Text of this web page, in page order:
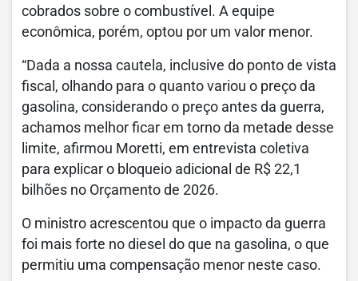
cobrados sobre o combustível. A equipe
econômica, porém, optou por um valor menor.
“Dada a nossa cautela, inclusive do ponto de vista
fiscal, olhando para o quanto variou o preço da
gasolina, considerando o preço antes da guerra,
achamos melhor ficar em torno da metade desse
limite, afirmou Moretti, em entrevista coletiva
para explicar o bloqueio adicional de R$ 22,1
bilhões no Orçamento de 2026.
O ministro acrescentou que o impacto da guerra
foi mais forte no diesel do que na gasolina, o que
permitiu uma compensação menor neste caso.